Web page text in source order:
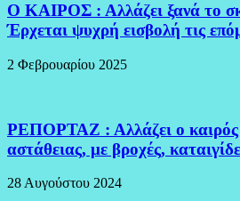
Ο ΚΑΙΡΟΣ : Αλλάζει ξανά το
Έρχεται ψυχρή εισβολή τις
2 Φεβρουαρίου 2025
ΡΕΠΟΡΤΑΖ : Αλλάζει ο καιρός
αστάθειας, με βροχές,
28 Αυγούστου 2024